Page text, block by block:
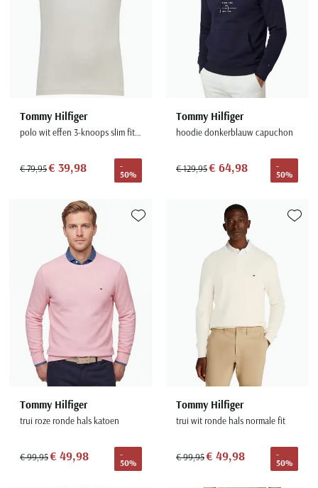
Tommy Hilfiger
polo wit effen 3-knoops slim fit katoen
€ 79,95€ 39,98
-
50%
Tommy Hilfiger
hoodie donkerblauw capuchon
€ 129,95€ 64,98
-
50%
Tommy Hilfiger
trui roze ronde hals katoen
€ 99,95€ 49,98
-
50%
Toevoegen aan favorieten
Tommy Hilfiger
trui wit ronde hals normale fit
€ 99,95€ 49,98
-
50%